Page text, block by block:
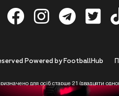
Powered by FootballHub
для осіб старше 21 (двадцяти
footballhub.ua, Користувач цим